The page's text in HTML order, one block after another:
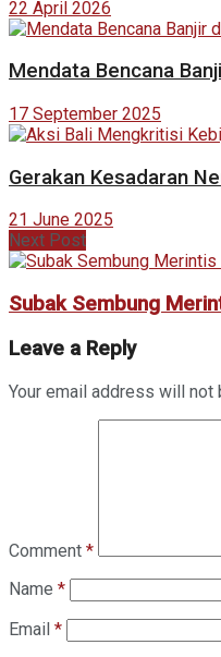
22 April 2026
Mendata Bencana
17 September 2025
Gerakan Kesadaran
21 June 2025
Next Post
Subak Sembung
Leave a Reply
Your email address will not
Comment *
Name *
Email *